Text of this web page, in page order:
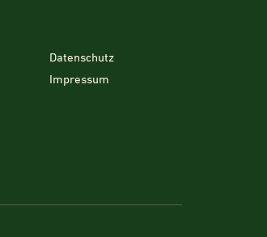
Datenschutz
Impressum